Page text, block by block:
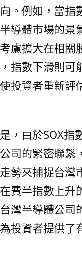
。例如，當指
導體市場的景
慮擴大在相關
指數下滑則可
投資者重新評
，由於SOX指
司的緊密聯繫
勢來捕捉台灣
費半指數上升
灣半導體公司
投資者提供了